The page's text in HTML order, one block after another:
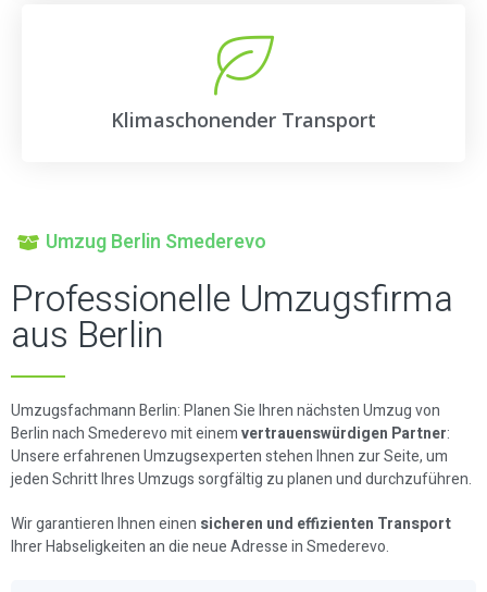
Klimaschonender Transport
Umzug Berlin Smederevo
Professionelle Umzugsfirma
aus Berlin
Umzugsfachmann Berlin: Planen Sie Ihren nächsten Umzug von
Berlin nach Smederevo mit einemvertrauenswürdigen Partner:
Unsere erfahrenen Umzugsexperten stehen Ihnen zur Seite, um
jeden Schritt Ihres Umzugs sorgfältig zu planen und durchzuführen.
Wir garantieren Ihnen einen sicheren und effizienten Transport
Ihrer Habseligkeiten an die neue Adresse in Smederevo.